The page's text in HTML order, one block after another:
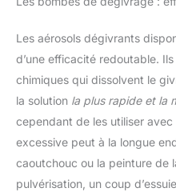
Les aérosols dégivrants
d’une efficacité redoutable.
chimiques qui dissolvent le
la solution la plus rapide et la
cependant de les utiliser
excessive peut à la longue
caoutchouc ou la peinture de
pulvérisation, un coup